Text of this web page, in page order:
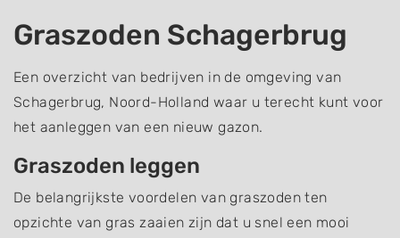
Graszoden Schagerbrug
Een overzicht van bedrijven in de omgeving van
Schagerbrug, Noord-Holland waar u terecht kunt voor
het aanleggen van een nieuw gazon.
Graszoden leggen
De belangrijkste voordelen van graszoden ten
opzichte van gras zaaien zijn dat u snel een mooi